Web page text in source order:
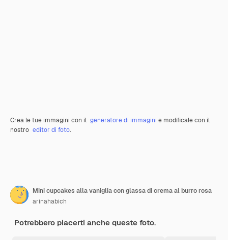
Crea le tue immagini con il generatore di immagini e modificale con il
nostro editor di foto.
Mini cupcakes alla vaniglia con glassa di crema al burro rosa
arinahabich
Potrebbero piacerti anche queste foto.